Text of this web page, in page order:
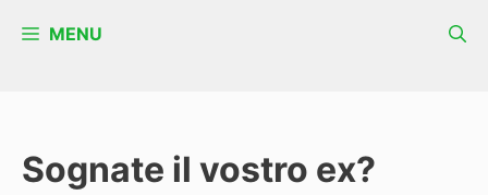
MENU
Sognate il vostro ex?